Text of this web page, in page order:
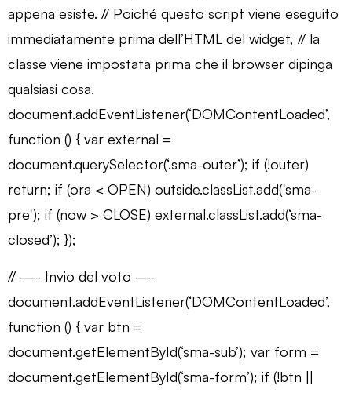
appena esiste. // Poiché questo script viene eseguito
immediatamente prima dell’HTML del widget, // la
classe viene impostata prima che il browser dipinga
qualsiasi cosa.
document.addEventListener(‘DOMContentLoaded’,
function () { var external =
document.querySelector(‘.sma-outer’); if (!outer)
return; if (ora < OPEN) outside.classList.add('sma-
pre'); if (now > CLOSE) external.classList.add(‘sma-
closed’); });
// —- Invio del voto —-
document.addEventListener(‘DOMContentLoaded’,
function () { var btn =
document.getElementById(‘sma-sub’); var form =
document.getElementById(‘sma-form’); if (!btn ||